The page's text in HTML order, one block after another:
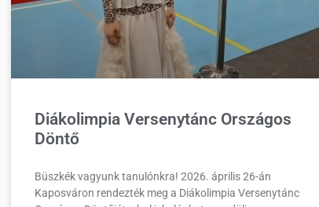
Diákolimpia Versenytánc Országos
Döntő
Büszkék vagyunk tanulónkra! 2026. április 26-án
Kaposváron rendezték meg a Diákolimpia Versenytánc